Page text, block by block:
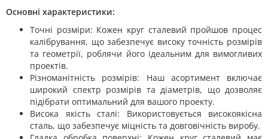
Основні характеристики:
Точні розміри: Кожен круг сталевий пройшов процес
калібрування, що забезпечує високу точність розмірів
та геометрії, роблячи його ідеальним для вимогливих
проектів.
Різноманітність розмірів: Наш асортимент включає
широкий спектр розмірів та діаметрів, що дозволяє
підібрати оптимальний для вашого проекту.
Висока якість сталі: Використовується високоякісна
сталь, що забезпечує міцність та довговічність виробу.